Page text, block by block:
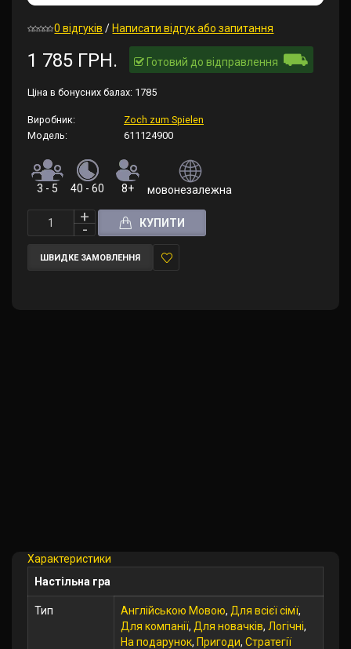
0 відгуків / Написати відгук або запитання
1 785 ГРН. Готовий до відправлення ⛟
Ціна в бонусних балах: 1785
Виробник:
Zoch zum Spielen
Модель:
611124900
3 - 5 40 - 60 8+ мовонезалежна (правила
КУПИТИ
ШВИДКЕ ЗАМОВЛЕННЯ
Характеристики
Настільна гра
Тип Англійською Мовою, Для всієї сімї,
Для компанії, Для новачків, Логічні,
На подарунок, Пригоди, Стратегії